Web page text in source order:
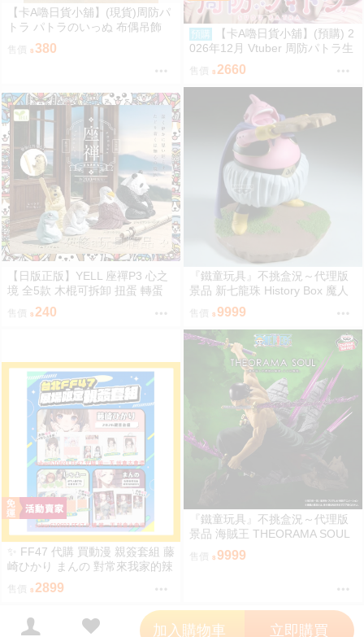
【卡A嚕日貨小舖】(現貨)周防パ
トラ パトラのいっぬ 布偶吊飾
售價 380
預購
【卡A嚕日貨小舖】(預購) 2
026年12月 Vtuber 周防パトラ生
誕祭グッズ
售價 2660
【日版正版】YELL 座禪P3 心之
境 全5款 木棍可拆卸 扭蛋 轉蛋
售價 240
『鐵童玩具』不挑盒況～代理版
景品 新七龍珠 History Box 魔人
布歐 約11cm 718778
售價 9999
✨ FF47 代購 買動漫 親簽套組 藤
崎ひかり まんの 對常來我家的辣
妹為所欲為 しゃよー 鄉下大概只
有這種娛樂了 一宮夕羽 兩情相悅
的巨乳青梅竹馬被不良少年睡走
的七天七夜 在那之後 うさぎなご
售價 2899
『鐵童玩具』不挑盒況～代理版
景品 海賊王 THEORAMA SOUL
索隆 約21cm 718891
售價 9999
加入購物車 立即購買